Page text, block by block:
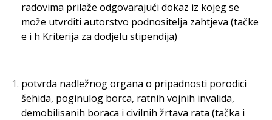
radovima prilaže odgovarajući dokaz iz kojeg se
može utvrditi autorstvo podnositelja zahtjeva (tačke
e i h Kriterija za dodjelu stipendija)
potvrda nadležnog organa o pripadnosti porodici
šehida, poginulog borca, ratnih vojnih invalida,
demobilisanih boraca i civilnih žrtava rata (tačka i